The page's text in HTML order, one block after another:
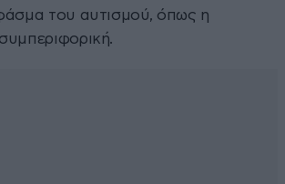
του αυτισμού, όπως η